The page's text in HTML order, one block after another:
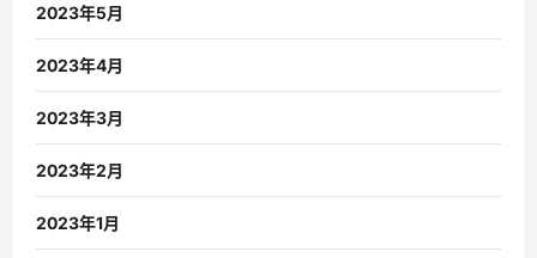
2023年5月
2023年4月
2023年3月
2023年2月
2023年1月